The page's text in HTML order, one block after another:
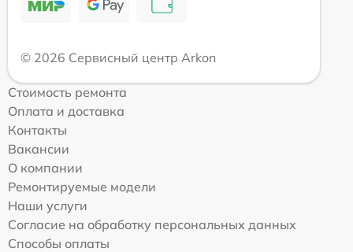
© 2026 Сервисный центр Arkon
Стоимость ремонта
Оплата и доставка
Контакты
Вакансии
О компании
Ремонтируемые модели
Наши услуги
Согласие на обработку персональных данных
Способы оплаты